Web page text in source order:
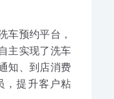
车预约平台，
主实现了洗车
知、到店消费
，提升客户粘